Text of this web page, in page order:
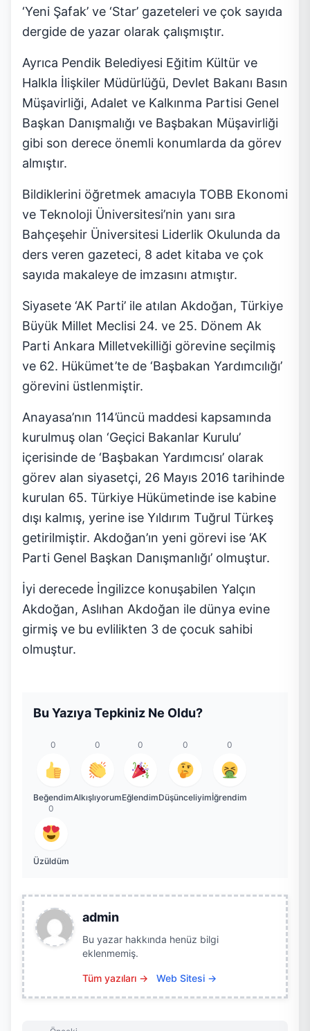
‘Yeni Şafak’ ve ‘Star’ gazeteleri ve çok sayıda
dergide de yazar olarak çalışmıştır.
Ayrıca Pendik Belediyesi Eğitim Kültür ve
Halkla İlişkiler Müdürlüğü, Devlet Bakanı Basın
Müşavirliği, Adalet ve Kalkınma Partisi Genel
Başkan Danışmalığı ve Başbakan Müşavirliği
gibi son derece önemli konumlarda da görev
almıştır.
Bildiklerini öğretmek amacıyla TOBB Ekonomi
ve Teknoloji Üniversitesi’nin yanı sıra
Bahçeşehir Üniversitesi Liderlik Okulunda da
ders veren gazeteci, 8 adet kitaba ve çok
sayıda makaleye de imzasını atmıştır.
Siyasete ‘AK Parti’ ile atılan Akdoğan, Türkiye
Büyük Millet Meclisi 24. ve 25. Dönem Ak
Parti Ankara Milletvekilliği görevine seçilmiş
ve 62. Hükümet’te de ‘Başbakan Yardımcılığı’
görevini üstlenmiştir.
Anayasa’nın 114’üncü maddesi kapsamında
kurulmuş olan ‘Geçici Bakanlar Kurulu’
içerisinde de ‘Başbakan Yardımcısı’ olarak
görev alan siyasetçi, 26 Mayıs 2016 tarihinde
kurulan 65. Türkiye Hükümetinde ise kabine
dışı kalmış, yerine ise Yıldırım Tuğrul Türkeş
getirilmiştir. Akdoğan’ın yeni görevi ise ‘AK
Parti Genel Başkan Danışmanlığı’ olmuştur.
İyi derecede İngilizce konuşabilen Yalçın
Akdoğan, Aslıhan Akdoğan ile dünya evine
girmiş ve bu evlilikten 3 de çocuk sahibi
olmuştur.
Bu Yazıya Tepkiniz Ne Oldu?
0
Beğendim
0
Alkışlıyorum
0
Eğlendim
0
Düşünceliyim
0
İğrendim
0
Üzüldüm
admin
Bu yazar hakkında henüz bilgi
eklenmemiş.
Tüm yazıları → Web Sitesi →